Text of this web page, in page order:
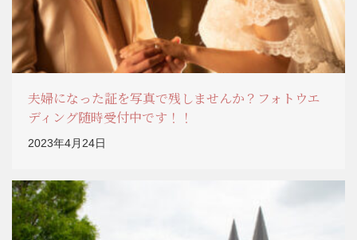
夫婦になった証を写真で残しませんか？フォトウエ
ディング随時受付中です！！
2023年4月24日